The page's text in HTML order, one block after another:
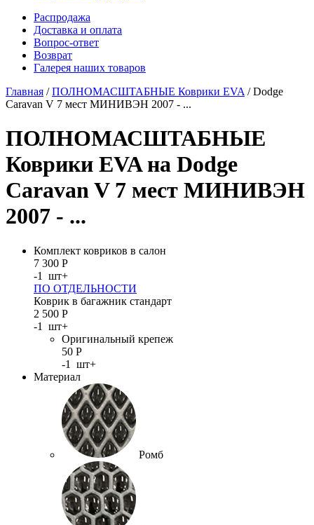
Распродажа
Доставка и оплата
Вопрос-ответ
Возврат
Галерея наших товаров
Главная /ПОЛНОМАСШТАБНЫЕ Коврики EVA / Dodge
Caravan V 7 мест МИНИВЭН 2007 - ...
ПОЛНОМАСШТАБНЫЕ
Коврики EVA на Dodge
Caravan V 7 мест МИНИВЭН
2007 - ...
Комплект ковриков в салон
7 300 Р
-1 шт+
ПО ОТДЕЛЬНОСТИ
Коврик в багажник стандарт
2 500 Р
-1 шт+
Оригинальный крепеж
50 Р
-1 шт+
Материал
Ромб